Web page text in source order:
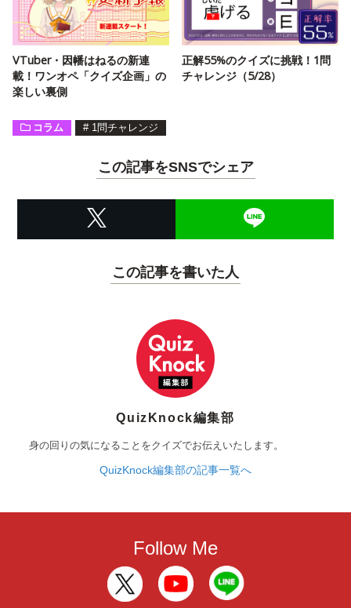
VTuber・因幡はねるの新連
載！ワンオペ「クイズ企画」の
楽しい裏側
正解55%のクイズに挑戦！1問
チャレンジ（5/28）
コラム # 1問チャレンジ
この記事をSNSでシェア
この記事を書いた人
QuizKnock編集部
身の回りの気になることをクイズでお伝えいたします。
QuizKnock編集部の記事一覧へ
Follow Me